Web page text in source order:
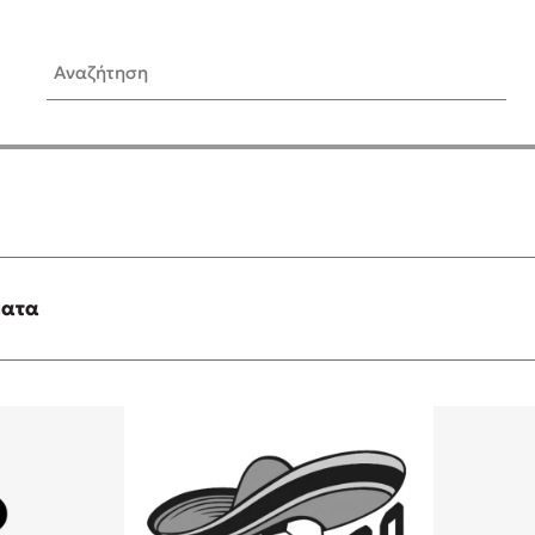
Αναζήτηση
είναι «το πρόβλημα»
Τι είναι η
Δανάη Δεληγεώργη απαντά!
Συγχαρητήρια, Πέθανες!